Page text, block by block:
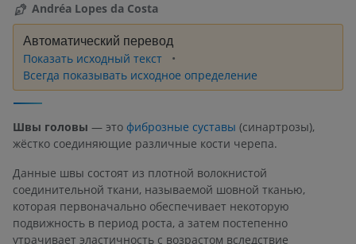
Andréa Lopes da Costa
Автоматический перевод
Показать исходный текст
Всегда показывать исходное определение
Швы головы — это фиброзные суставы (синартрозы),
жёстко соединяющие различные кости черепа.
Данные швы состоят из плотной волокнистой
соединительной ткани, называемой шовной тканью,
которая первоначально обеспечивает некоторую
подвижность в период роста, а затем постепенно
утрачивает эластичность с возрастом вследствие